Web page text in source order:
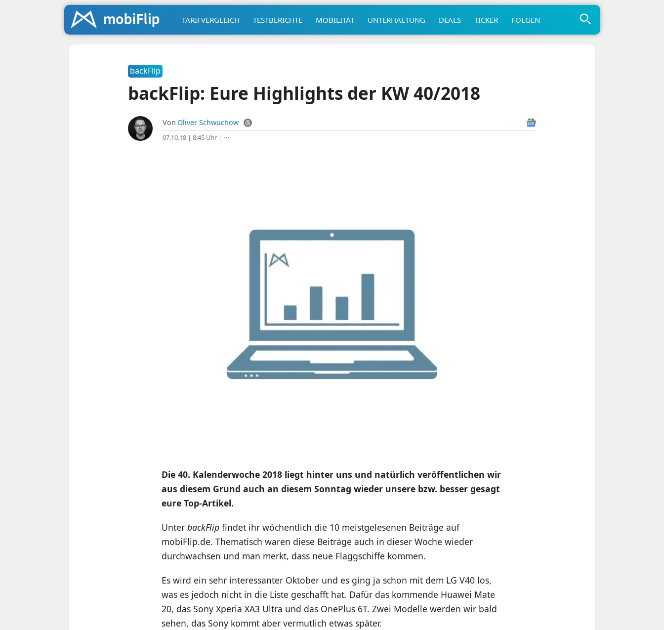
TARIFVERGLEICH TESTBERICHTE MOBILITÄT UNTERHALTUNG DEALS TICKER FOLGEN
backFlip
backFlip: Eure Highlights der KW 40/2018
Von Oliver Schwuchow
07.10.18 | 8:45 Uhr| ⋯
Die 40. Kalenderwoche 2018 liegt hinter uns und natürlich veröffentlichen wir
aus diesem Grund auch an diesem Sonntag wieder unsere bzw. besser gesagt
eure Top-Artikel.
Unter backFlip findet ihr wöchentlich die 10 meistgelesenen Beiträge auf
mobiFlip.de. Thematisch waren diese Beiträge auch in dieser Woche wieder
durchwachsen und man merkt, dass neue Flaggschiffe kommen.
Es wird ein sehr interessanter Oktober und es ging ja schon mit dem LG V40 los,
was es jedoch nicht in die Liste geschafft hat. Dafür das kommende Huawei Mate
20, das Sony Xperia XA3 Ultra und das OnePlus 6T. Zwei Modelle werden wir bald
sehen, das Sony kommt aber vermutlich etwas später.